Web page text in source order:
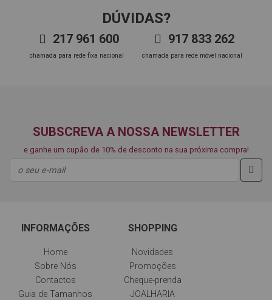
DÚVIDAS?
217 961 600
chamada para rede fixa nacional
917 833 262
chamada para rede móvel nacional
SUBSCREVA A NOSSA NEWSLETTER
e ganhe um cupão de 10% de desconto na sua próxima compra!
INFORMAÇÕES
Home
Sobre Nós
Contactos
Guia de Tamanhos
SHOPPING
Novidades
Promoções
Cheque-prenda
JOALHARIA